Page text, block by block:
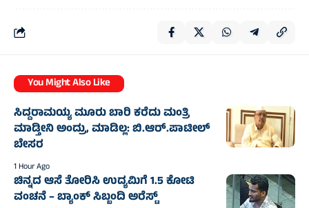
You Might Also Like
ಸಿದ್ದರಾಮಯ್ಯ ಮೂರು ಬಾರಿ ಕರೆದು ಮಂತ್ರಿ
ಮಾಡ್ತೀನಿ ಅಂದ್ರು, ಮಾಡಿಲ್ಲ: ಬಿ.ಆರ್.ಪಾಟೀಲ್
ಬೇಸರ
1 Hour Ago
ಚಿನ್ನದ ಆಸೆ ತೋರಿಸಿ ಉದ್ಯಮಿಗೆ 1.5 ಕೋಟಿ
ವಂಚನೆ – ಬ್ಯಾಂಕ್ ಸಿಬ್ಬಂದಿ ಅರೆಸ್ಟ್